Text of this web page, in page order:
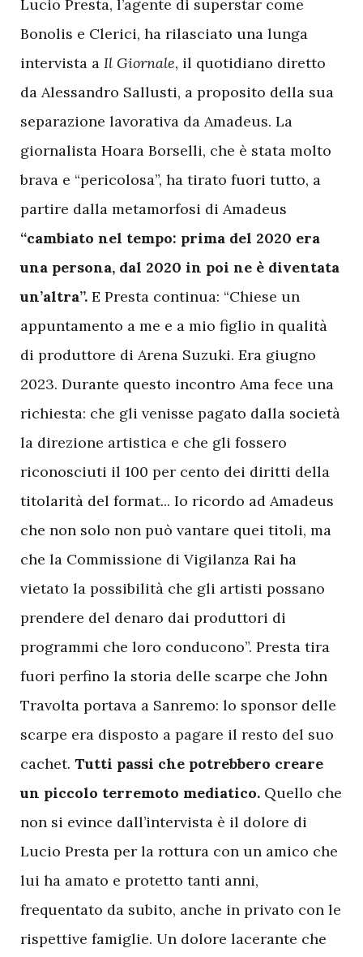
Lucio Presta, l’agente di superstar come
Bonolis e Clerici, ha rilasciato una lunga
intervista a Il Giornale, il quotidiano diretto
da Alessandro Sallusti, a proposito della sua
separazione lavorativa da Amadeus. La
giornalista Hoara Borselli, che è stata molto
brava e “pericolosa”, ha tirato fuori tutto, a
partire dalla metamorfosi di Amadeus
“cambiato nel tempo: prima del 2020 era
una persona, dal 2020 in poi ne è diventata
un’altra”. E Presta continua: “Chiese un
appuntamento a me e a mio figlio in qualità
di produttore di Arena Suzuki. Era giugno
2023. Durante questo incontro Ama fece una
richiesta: che gli venisse pagato dalla società
la direzione artistica e che gli fossero
riconosciuti il 100 per cento dei diritti della
titolarità del format... Io ricordo ad Amadeus
che non solo non può vantare quei titoli, ma
che la Commissione di Vigilanza Rai ha
vietato la possibilità che gli artisti possano
prendere del denaro dai produttori di
programmi che loro conducono”. Presta tira
fuori perfino la storia delle scarpe che John
Travolta portava a Sanremo: lo sponsor delle
scarpe era disposto a pagare il resto del suo
cachet. Tutti passi che potrebbero creare
un piccolo terremoto mediatico. Quello che
non si evince dall’intervista è il dolore di
Lucio Presta per la rottura con un amico che
lui ha amato e protetto tanti anni,
frequentato da subito, anche in privato con le
rispettive famiglie. Un dolore lacerante che